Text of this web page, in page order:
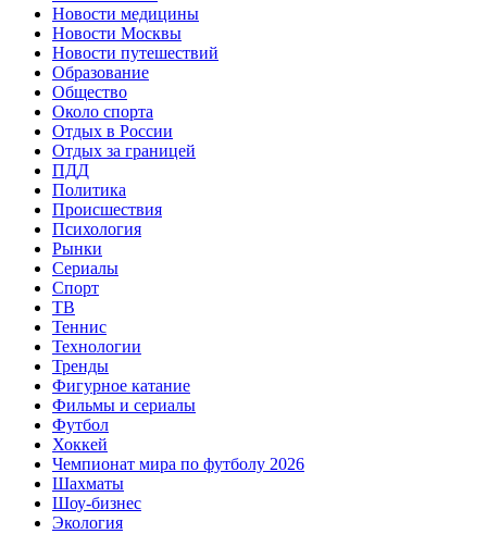
Новости медицины
Новости Москвы
Новости путешествий
Образование
Общество
Около спорта
Отдых в России
Отдых за границей
ПДД
Политика
Происшествия
Психология
Рынки
Сериалы
Спорт
ТВ
Теннис
Технологии
Тренды
Фигурное катание
Фильмы и сериалы
Футбол
Хоккей
Чемпионат мира по футболу 2026
Шахматы
Шоу-бизнес
Экология